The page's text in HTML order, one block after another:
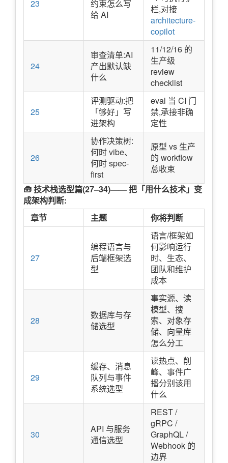
23
约束怎么写
给 AI
栏,对接
architecture-
copilot
24
审查清单:AI
产出默认缺
什么
11/12/16 的
生产级
review
checklist
25
评测驱动:把
「够好」写
进架构
eval 当 CI 门
禁,承接非确
定性
26
协作决策树:
何时 vibe、
何时 spec-
first
原型 vs 生产
的 workflow
总收束
🧰 技术栈选型篇(27–34)—— 把「用什么技术」变
成架构判断:
章节
主题 你将判断
27
编程语言与
后端框架选
型
语言/框架如
何影响运行
时、生态、
团队和维护
成本
28
数据库与存
储选型
事实源、读
模型、搜
索、对象存
储、向量库
怎么分工
29
缓存、消息
队列与事件
系统选型
读热点、削
峰、事件广
播分别该用
什么
30
API 与服务
通信选型
REST /
gRPC /
GraphQL /
Webhook 的
边界